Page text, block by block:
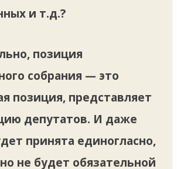
и т.д.?
позиция
собрания — это
позиция, представляет
депутатов. И даже
принята единогласно,
не будет обязательной